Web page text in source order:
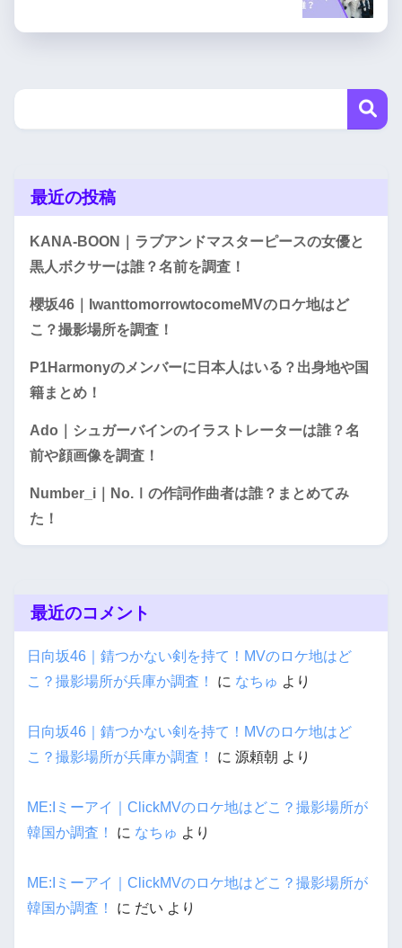
最近の投稿
KANA-BOON｜ラブアンドマスターピースの女優と
黒人ボクサーは誰？名前を調査！
櫻坂46｜IwanttomorrowtocomeMVのロケ地はど
こ？撮影場所を調査！
P1Harmonyのメンバーに日本人はいる？出身地や国
籍まとめ！
Ado｜シュガーバインのイラストレーターは誰？名
前や顔画像を調査！
Number_i｜No.Ⅰの作詞作曲者は誰？まとめてみ
た！
最近のコメント
日向坂46｜錆つかない剣を持て！MVのロケ地はど
こ？撮影場所が兵庫か調査！
に なちゅ より
日向坂46｜錆つかない剣を持て！MVのロケ地はど
こ？撮影場所が兵庫か調査！
に 源頼朝 より
ME:Iミーアイ｜ClickMVのロケ地はどこ？撮影場所が
韓国か調査！
に なちゅ より
ME:Iミーアイ｜ClickMVのロケ地はどこ？撮影場所が
韓国か調査！
に だい より